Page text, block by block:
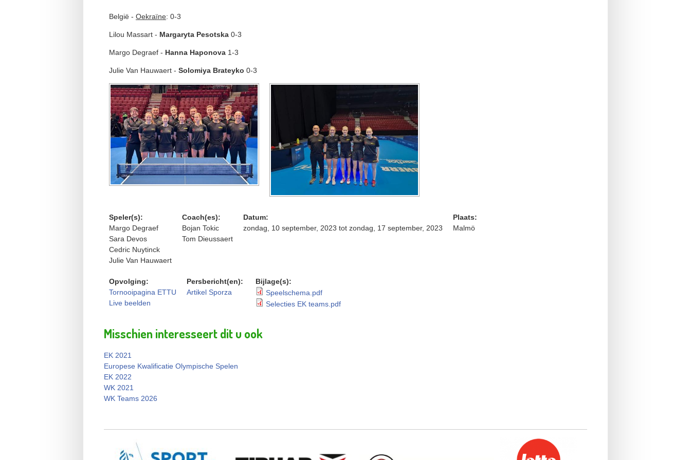
België - Oekraïne: 0-3
Lilou Massart - Margaryta Pesotska 0-3
Margo Degraef - Hanna Haponova 1-3
Julie Van Hauwaert - Solomiya Brateyko 0-3
Speler(s):
Margo Degraef
Sara Devos
Cedric Nuytinck
Julie Van Hauwaert
Coach(es):
Bojan Tokic
Tom Dieussaert
Datum:
zondag, 10 september, 2023 tot zondag, 17 september, 2023
Plaats:
Malmö
Opvolging:
Tornooipagina ETTU
Live beelden
Persbericht(en):
Artikel Sporza
Bijlage(s):
Speelschema.pdf
Selecties EK teams.pdf
Misschien interesseert dit u ook
EK 2021
Europese Kwalificatie Olympische Spelen
EK 2022
WK 2021
WK Teams 2026